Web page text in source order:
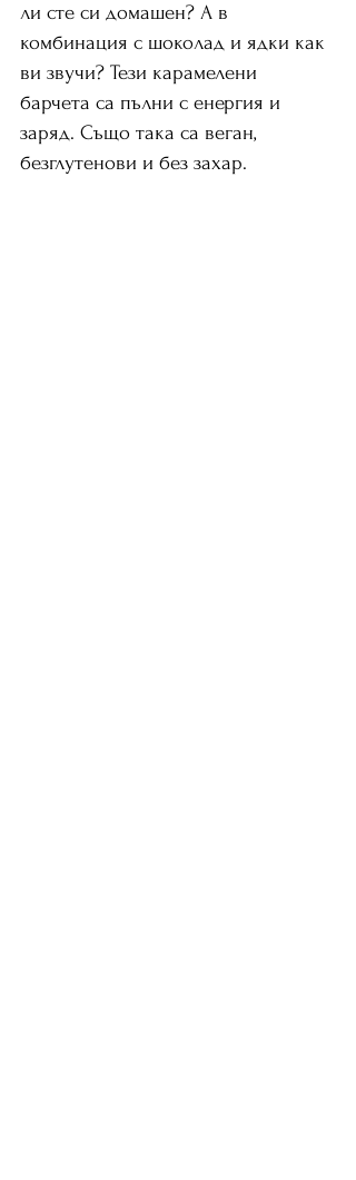
ли сте си домашен? А в
комбинация с шоколад и ядки как
ви звучи? Тези карамелени
барчета са пълни с енергия и
заряд. Също така са веган,
безглутенови и без захар.